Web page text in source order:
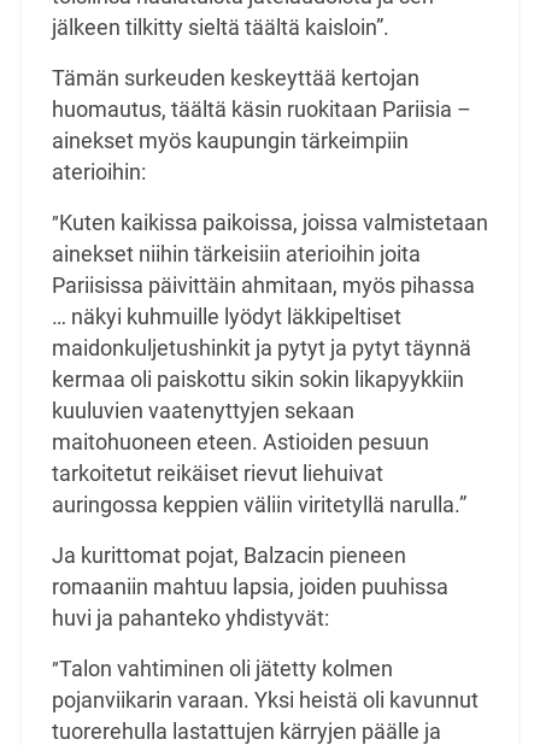
jälkeen tilkitty sieltä täältä kaisloin”.
Tämän surkeuden keskeyttää kertojan
huomautus, täältä käsin ruokitaan Pariisia –
ainekset myös kaupungin tärkeimpiin
aterioihin:
”Kuten kaikissa paikoissa, joissa valmistetaan
ainekset niihin tärkeisiin aterioihin joita
Pariisissa päivittäin ahmitaan, myös pihassa
… näkyi kuhmuille lyödyt läkkipeltiset
maidonkuljetushinkit ja pytyt ja pytyt täynnä
kermaa oli paiskottu sikin sokin likapyykkiin
kuuluvien vaatenyttyjen sekaan
maitohuoneen eteen. Astioiden pesuun
tarkoitetut reikäiset rievut liehuivat
auringossa keppien väliin viritetyllä narulla.”
Ja kurittomat pojat, Balzacin pieneen
romaaniin mahtuu lapsia, joiden puuhissa
huvi ja pahanteko yhdistyvät:
”Talon vahtiminen oli jätetty kolmen
pojanviikarin varaan. Yksi heistä oli kavunnut
tuorerehulla lastattujen kärryjen päälle ja